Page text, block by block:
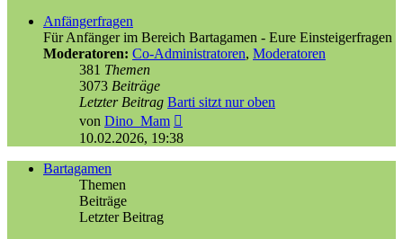
Anfängerfragen
Für Anfänger im Bereich Bartagamen - Eure Einsteigerfragen
Moderatoren: Co-Administratoren, Moderatoren
381 Themen
3073 Beiträge
Letzter Beitrag Barti sitzt nur oben
von Dino_Mam
Beitrag
10.02.2026, 19:38
Bartagamen
Themen
Beiträge
Letzter Beitrag